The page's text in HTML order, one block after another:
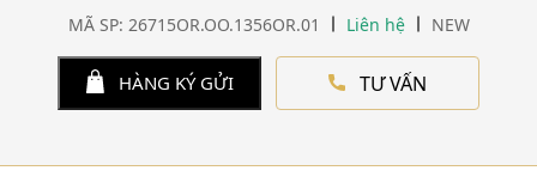
MÃ SP: 26715OR.OO.1356OR.01 Liên hệ NEW
HÀNG KÝ GỬI TƯ VẤN